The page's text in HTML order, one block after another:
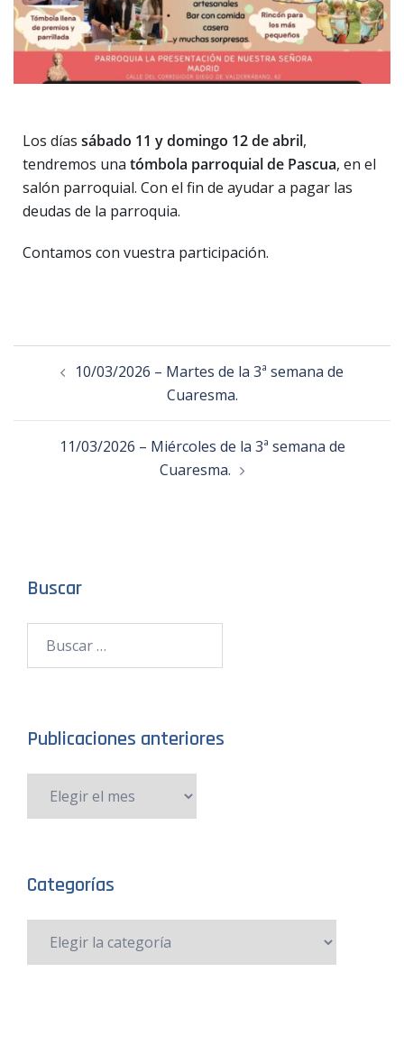
Los días sábado 11 y domingo 12 de abril,
tendremos una tómbola parroquial de Pascua, en el
salón parroquial. Con el fin de ayudar a pagar las
deudas de la parroquia.
Contamos con vuestra participación.
10/03/2026 – Martes de la 3ª semana de
Cuaresma.
11/03/2026 – Miércoles de la 3ª semana de
Cuaresma.
Buscar
Publicaciones anteriores
Categorías